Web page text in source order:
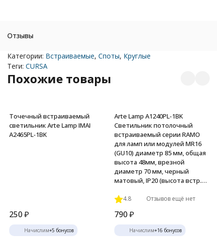
Отзывы
Категории: Встраиваемые, Споты, Круглые
Теги: CURSA
Похожие товары
Точечный встраиваемый
светильник Arte Lamp IMAI
A2465PL-1BK
250₽
Начислим+5 бонусов
Arte Lamp A1240PL-1BK
Светильник потолочный
встраиваемый серии RAMO
для ламп или модулей MR16
(GU10) диаметр 85 мм, общая
высота 48мм, врезной
диаметр 70 мм, черный
матовый, IP20 (высота встр.
мм)4.8 Отзывов ещё нет
790 ₽
Начислим+16 бонусов